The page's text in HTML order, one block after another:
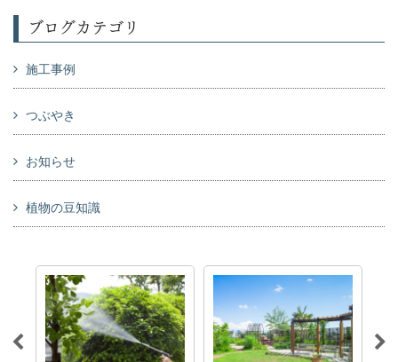
ブログカテゴリ
施工事例
つぶやき
お知らせ
植物の豆知識